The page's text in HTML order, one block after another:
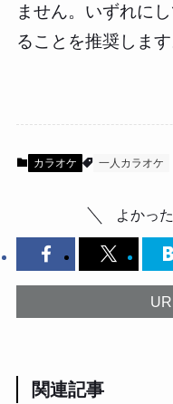
ません。いずれに
ることを推奨します
カラオケ 一人カラオケ
よかっ
関連記事